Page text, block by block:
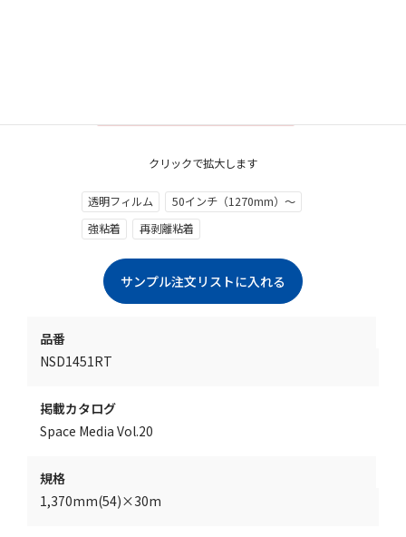
クリックで拡大します
透明フィルム
50インチ（1270mm）～
強粘着
再剥離粘着
品番
NSD1451RT
掲載カタログ
Space Media Vol.20
規格
1,370mm(54)×30m